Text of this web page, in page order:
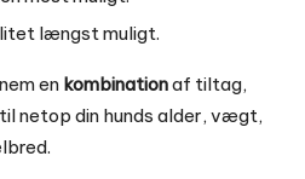
længst muligt.
en kombinationaf tiltag,
netop din hunds alder, vægt,